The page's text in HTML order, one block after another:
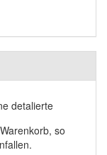
detalierte
so